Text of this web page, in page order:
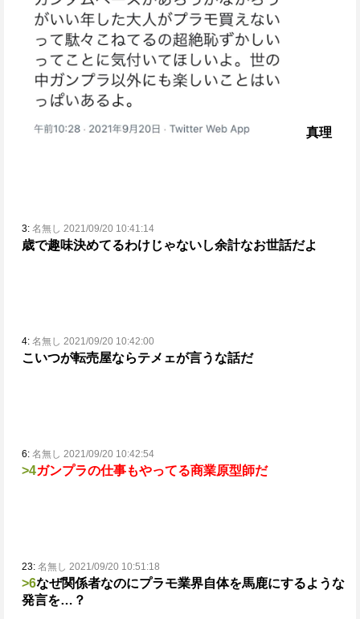
真理
3: 名無し 2021/09/20 10:41:14
歳で趣味決めてるわけじゃないし余計なお世話だよ
4: 名無し 2021/09/20 10:42:00
こいつが転売屋ならテメェが言うな話だ
6: 名無し 2021/09/20 10:42:54
>4ガンプラの仕事もやってる商業原型師だ
23: 名無し 2021/09/20 10:51:18
>6なぜ関係者なのにプラモ業界自体を馬鹿にするような
発言を…？